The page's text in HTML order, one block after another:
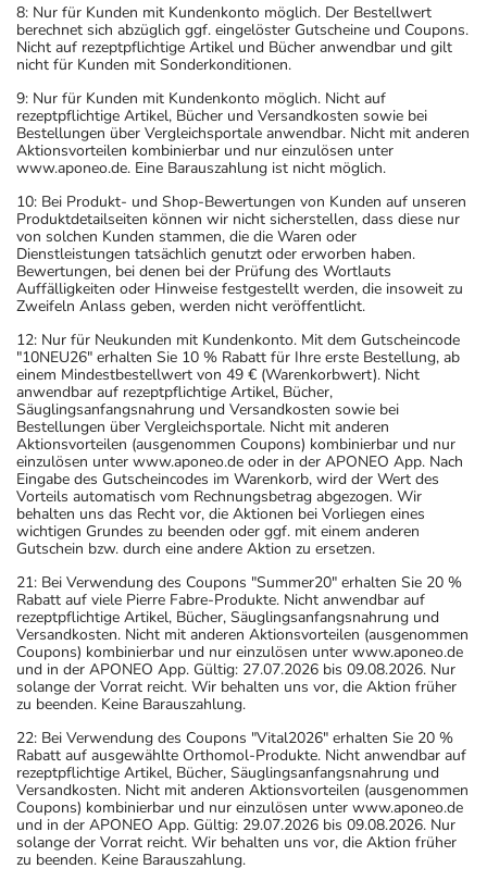
8: Nur für Kunden mit Kundenkonto möglich. Der Bestellwert
berechnet sich abzüglich ggf. eingelöster Gutscheine und Coupons.
Nicht auf rezeptpflichtige Artikel und Bücher anwendbar und gilt
nicht für Kunden mit Sonderkonditionen.
9: Nur für Kunden mit Kundenkonto möglich. Nicht auf
rezeptpflichtige Artikel, Bücher und Versandkosten sowie bei
Bestellungen über Vergleichsportale anwendbar. Nicht mit anderen
Aktionsvorteilen kombinierbar und nur einzulösen unter
www.aponeo.de. Eine Barauszahlung ist nicht möglich.
10: Bei Produkt- und Shop-Bewertungen von Kunden auf unseren
Produktdetailseiten können wir nicht sicherstellen, dass diese nur
von solchen Kunden stammen, die die Waren oder
Dienstleistungen tatsächlich genutzt oder erworben haben.
Bewertungen, bei denen bei der Prüfung des Wortlauts
Auffälligkeiten oder Hinweise festgestellt werden, die insoweit zu
Zweifeln Anlass geben, werden nicht veröffentlicht.
12: Nur für Neukunden mit Kundenkonto. Mit dem Gutscheincode
"10NEU26" erhalten Sie 10 % Rabatt für Ihre erste Bestellung, ab
einem Mindestbestellwert von 49 € (Warenkorbwert). Nicht
anwendbar auf rezeptpflichtige Artikel, Bücher,
Säuglingsanfangsnahrung und Versandkosten sowie bei
Bestellungen über Vergleichsportale. Nicht mit anderen
Aktionsvorteilen (ausgenommen Coupons) kombinierbar und nur
einzulösen unter www.aponeo.de oder in der APONEO App. Nach
Eingabe des Gutscheincodes im Warenkorb, wird der Wert des
Vorteils automatisch vom Rechnungsbetrag abgezogen. Wir
behalten uns das Recht vor, die Aktionen bei Vorliegen eines
wichtigen Grundes zu beenden oder ggf. mit einem anderen
Gutschein bzw. durch eine andere Aktion zu ersetzen.
21: Bei Verwendung des Coupons "Summer20" erhalten Sie 20 %
Rabatt auf viele Pierre Fabre-Produkte. Nicht anwendbar auf
rezeptpflichtige Artikel, Bücher, Säuglingsanfangsnahrung und
Versandkosten. Nicht mit anderen Aktionsvorteilen (ausgenommen
Coupons) kombinierbar und nur einzulösen unter www.aponeo.de
und in der APONEO App. Gültig: 27.07.2026 bis 09.08.2026. Nur
solange der Vorrat reicht. Wir behalten uns vor, die Aktion früher
zu beenden. Keine Barauszahlung.
22: Bei Verwendung des Coupons "Vital2026" erhalten Sie 20 %
Rabatt auf ausgewählte Orthomol-Produkte. Nicht anwendbar auf
rezeptpflichtige Artikel, Bücher, Säuglingsanfangsnahrung und
Versandkosten. Nicht mit anderen Aktionsvorteilen (ausgenommen
Coupons) kombinierbar und nur einzulösen unter www.aponeo.de
und in der APONEO App. Gültig: 29.07.2026 bis 09.08.2026. Nur
solange der Vorrat reicht. Wir behalten uns vor, die Aktion früher
zu beenden. Keine Barauszahlung.